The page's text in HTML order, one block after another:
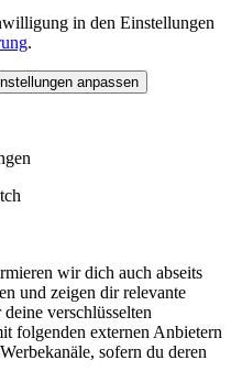
in den Einstellungen
.
anpassen
wir dich auch abseits
und zeigen dir relevante
verschlüsselten
folgenden externen Anbietern
sofern du deren